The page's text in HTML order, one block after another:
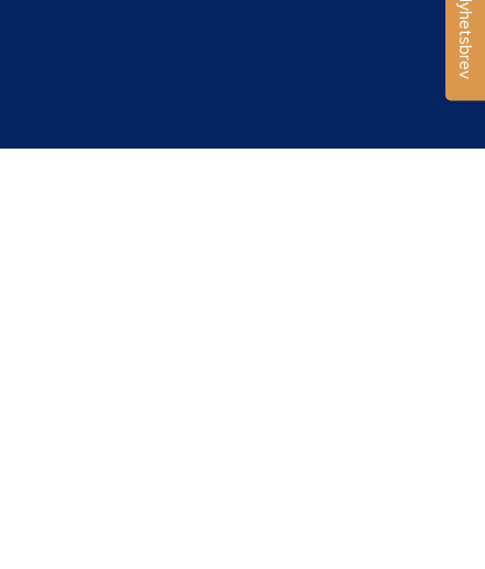
Nyhetsbrev